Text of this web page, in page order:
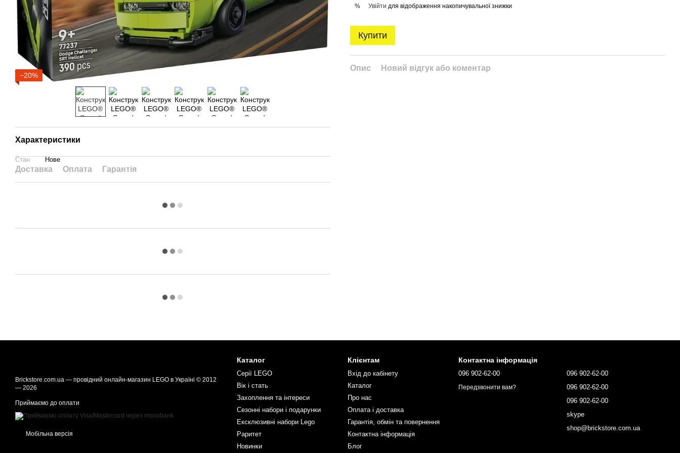
−20%
Характеристики
Стан Нове
Доставка Оплата Гарантія
% Увійти для відображення накопичувальної знижки
Купити
Опис Новий відгук або коментар
Brickstore.com.ua — провідний онлайн-магазин LEGO в Україні © 2012
— 2026
Приймаємо до оплати
Мобільна версія
Каталог
Серії LEGO
Вік і стать
Захоплення та інтереси
Сезонні набори і подарунки
Ексклюзивні набори Lego
Раритет
Новинки
Клієнтам
Вхід до кабінету
Каталог
Про нас
Оплата і доставка
Гарантія, обмін та повернення
Контактна інформація
Блог
Контактна інформація
096 902-62-00
Передзвонити вам?
096 902-62-00
096 902-62-00
096 902-62-00
skype
shop@brickstore.com.ua